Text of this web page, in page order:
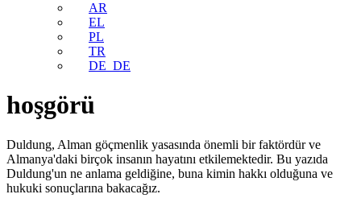
AR
EL
PL
TR
DE_DE
hoşgörü
Duldung, Alman göçmenlik yasasında önemli bir faktördür ve
Almanya'daki birçok insanın hayatını etkilemektedir. Bu yazıda
Duldung'un ne anlama geldiğine, buna kimin hakkı olduğuna ve
hukuki sonuçlarına bakacağız.